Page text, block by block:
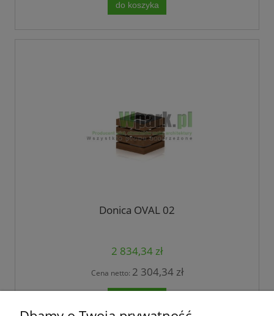
do koszyka
Donica OVAL 02
2 834,34 zł
Cena netto: 2 304,34 zł